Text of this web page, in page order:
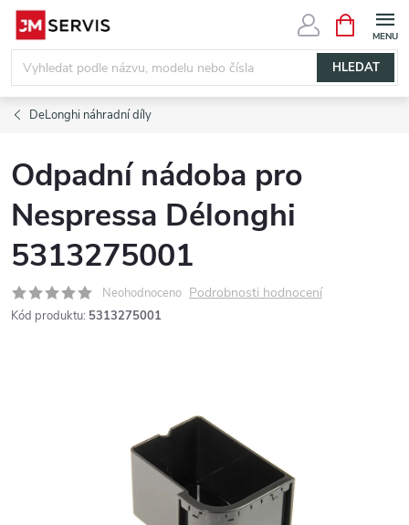
Přejít
obsah
HLEDAT
NÁKUPNÍ
KOŠÍK
DeLonghi náhradní díly
Odpadní nádoba pro
Nespressa Délonghi
5313275001
Neohodnoceno Podrobnosti hodnocení
Kód produktu: 5313275001